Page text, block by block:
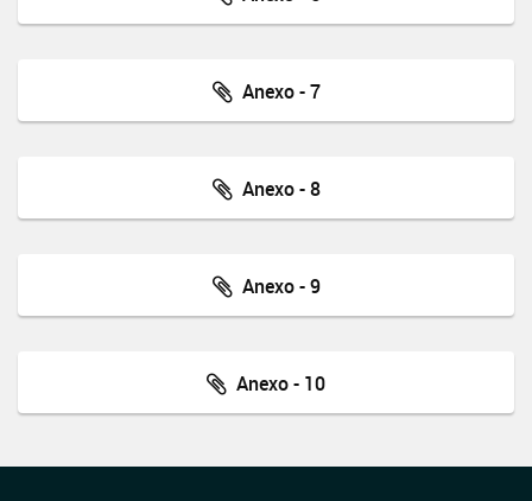
Anexo - 7
Anexo - 8
Anexo - 9
Anexo - 10